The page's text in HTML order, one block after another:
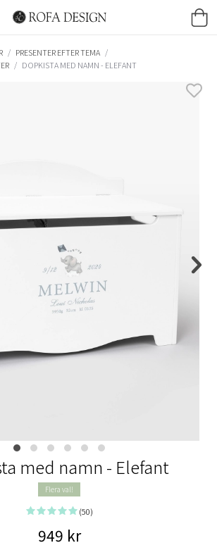
/ PRESENTER EFTER TEMA /
/ DOPKISTA MED NAMN - ELEFANT
med namn - Elefant
Flera val!
(50)
949 kr